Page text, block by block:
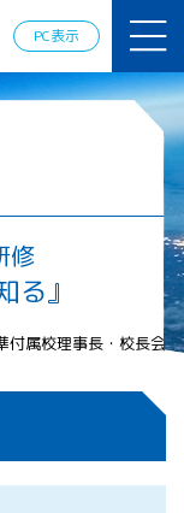
PC表示
修
る』
付属校理事長・校長会